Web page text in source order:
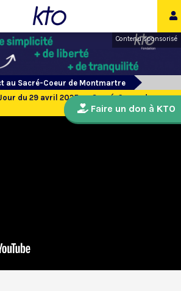
Contenu sponsorisé
au Sacré-Coeur de Montmartre
du 29 avril 2025 au Sacré-Coeur de
Faire un don à KTO